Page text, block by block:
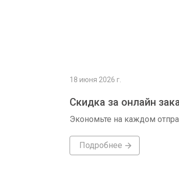
18 июня 2026 г.
Скидка за онлайн
Экономьте на каждом
Подробнее